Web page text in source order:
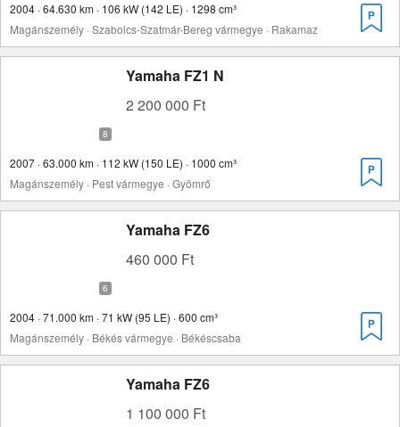
2004 · 64.630 km · 106 kW (142 LE) · 1298 cm³
Magánszemély · Szabolcs-Szatmár-Bereg vármegye · Rakamaz
Yamaha FZ1 N
2 200 000 Ft
2007 · 63.000 km · 112 kW (150 LE) · 1000 cm³
Magánszemély · Pest vármegye · Gyömrő
Yamaha FZ6
460 000 Ft
2004 · 71.000 km · 71 kW (95 LE) · 600 cm³
Magánszemély · Békés vármegye · Békéscsaba
Yamaha FZ6
1 100 000 Ft